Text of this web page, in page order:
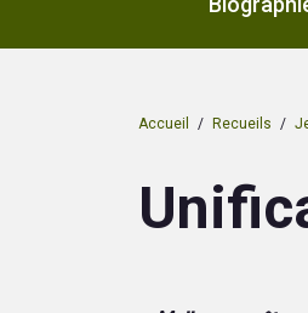
Accueil / Recueils /